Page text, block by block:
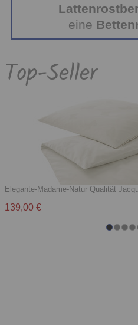
eine
Top-Seller
Elegante-Madame-Natur Qualität
139,00 €